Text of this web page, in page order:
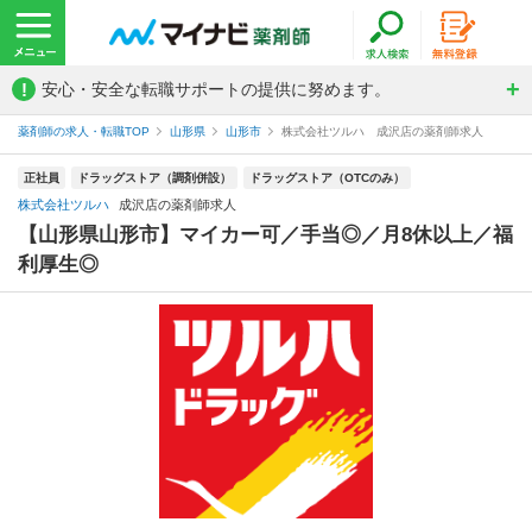
! 安心・安全な転職サポートの提供に努めます。
薬剤師の求人・転職TOP 山形県 山形市 株式会社ツルハ 成沢店の薬剤師求人
正社員 ドラッグストア（調剤併設） ドラッグストア（OTCのみ）
株式会社ツルハ 成沢店の薬剤師求人
【山形県山形市】マイカー可／手当◎／月8休以上／福
利厚生◎